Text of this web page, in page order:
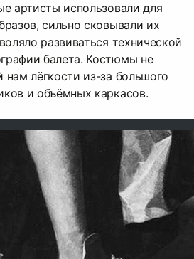
артисты использовали для
сильно сковывали их
развиваться технической
балета. Костюмы не
нам лёгкости из-за большого
и объёмных каркасов.